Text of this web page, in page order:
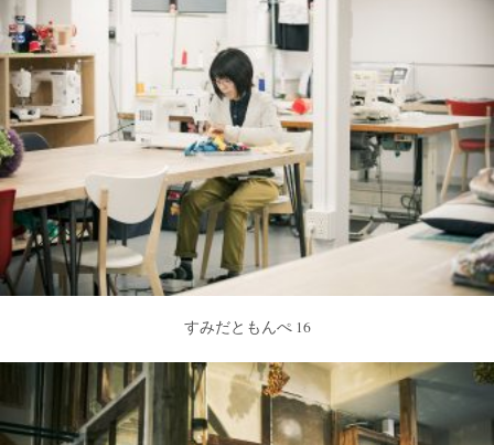
すみだともんぺ 16